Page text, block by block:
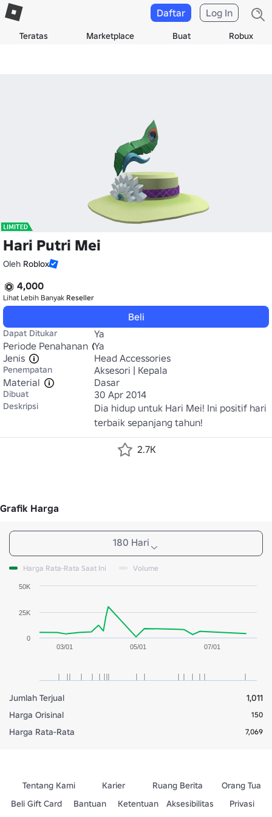
Teratas Marketplace Buat Robux
Daftar Log In
Hari Putri Mei
Oleh Roblox
4,000
Lihat Lebih Banyak Reseller
Beli
Dapat Ditukar
Ya
Periode Penahanan Ya
Jenis
Head Accessories
Penempatan
Aksesori | Kepala
Material
Dasar
Dibuat 30 Apr 2014
Deskripsi
Dia hidup untuk Hari Mei! Ini positif hari
terbaik sepanjang tahun!
2.7K
Grafik Harga
180 Hari
Harga Rata-Rata Saat Ini Volume
03/01 05/01 07/01
0
25K
50K
Jumlah Terjual
1,011
Harga Orisinal
150
Harga Rata-Rata 7,069
Tentang Kami Karier Ruang Berita
Orang Tua
Beli Gift Card
Bantuan Ketentuan Aksesibilitas
Privasi